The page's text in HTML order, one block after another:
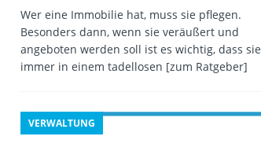
Wer eine Immobilie hat, muss sie pflegen.
Besonders dann, wenn sie veräußert und
angeboten werden soll ist es wichtig, dass sie
immer in einem tadellosen [zum Ratgeber]
VERWALTUNG